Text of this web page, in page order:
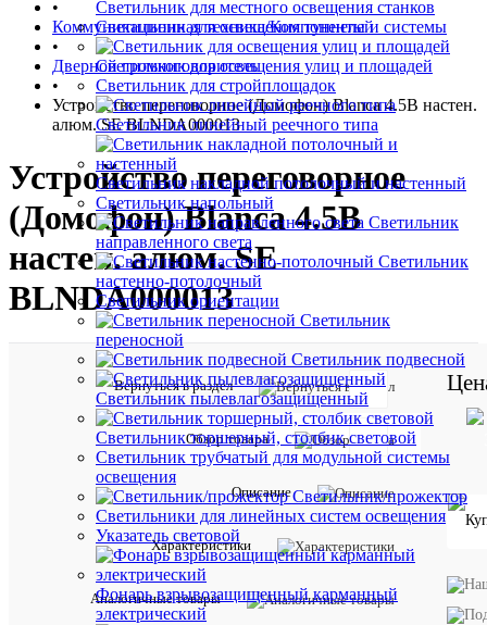
Светильник для местного освещения станков
Светильник для освещения туннелей
Светильник для освещения улиц и площадей
Светильник для стройплощадок
Светильник линейный реечного типа
Светильник накладной потолочный и настенный
Светильник напольный
Светильник
направленного света
Светильник
настенно-потолочный
Светильник ориентации
Светильник
переносной
Светильник подвесной
Светильник пылевлагозащищенный
Светильник торшерный, столбик световой
Светильник трубчатый для модульной системы
освещения
Светильник/прожектор
Светильники для линейных систем освещения
Указатель световой
Фонарь взрывозащищенный карманный
электрический
•
Коммуникационная техника/Компоненты и системы
•
Дверной громкоговоритель
•
Устройство переговорное (Домофон) Blanca 4.5В настен.
алюм. SE BLNDA000013
Устройство переговорное
(Домофон) Blanca 4.5В
настен. алюм. SE
BLNDA000013
Вернуться в раздел
Обзор товара
Описание
Характеристики
Аналогичные товары
Systeme
Высота,
182
мм